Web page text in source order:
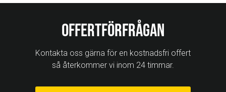
Offertförfrågan
Kontakta oss gärna för en kostnadsfri offert
så återkommer vi inom 24 timmar.